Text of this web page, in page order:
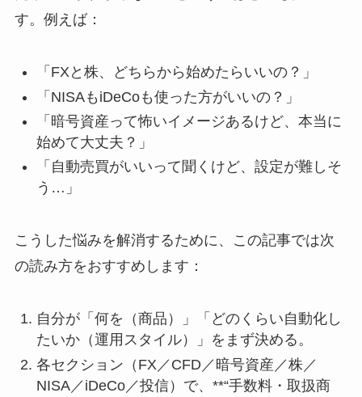
す。例えば：
「FXと株、どちらから始めたらいいの？」
「NISAもiDeCoも使った方がいいの？」
「暗号資産って怖いイメージあるけど、本当に
始めて大丈夫？」
「自動売買がいいって聞くけど、設定が難しそ
う…」
こうした悩みを解消するために、この記事では次
の読み方をおすすめします：
自分が「何を（商品）」「どのくらい自動化し
たいか（運用スタイル）」をまず決める。
各セクション（FX／CFD／暗号資産／株／
NISA／iDeCo／投信）で、**“手数料・取扱商